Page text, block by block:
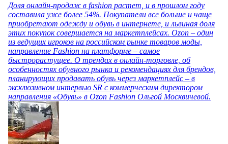
Доля онлайн-продаж в fashion растет, и в прошлом году
составила уже более 54%. Покупатели все больше и чаще
приобретают одежду и обувь в интернете, и львиная доля
этих покупок совершается на маркетплейсах. Ozon – один
из ведущих игроков на российском рынке товаров моды,
направление Fashion на платформе – самое
быстрорастущее. О трендах в онлайн-торговле, об
особенностях обувного рынка и рекомендациях для брендов,
планирующих продавать обувь через маркетплейс – в
эксклюзивном интервью SR с коммерческим директором
направления «Обувь» в Ozon Fashion Ольгой Москвичевой.